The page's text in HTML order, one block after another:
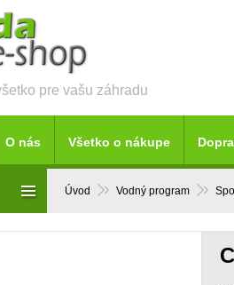
pre vašu záhradu
Úvod Vodný program
O nás Všetko o nákupe